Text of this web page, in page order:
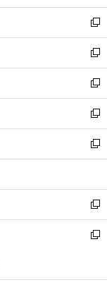
開
く
ウ
で
開
く
ン
ド
ウ
で
開
く
ウ
ィ
ン
ド
ウ
で
開
く
新
し
い
ウ
ィ
ン
ド
ウ
で
開
新
し
い
ウ
ィ
ン
ド
ウ
開
く
新
し
い
ウ
ィ
ン
ウ
で
開
く
新
し
い
ウ
ン
ド
ウ
で
新
し
ウ
ィ
ン
ド
開
新
し
い
ン
新
ウ